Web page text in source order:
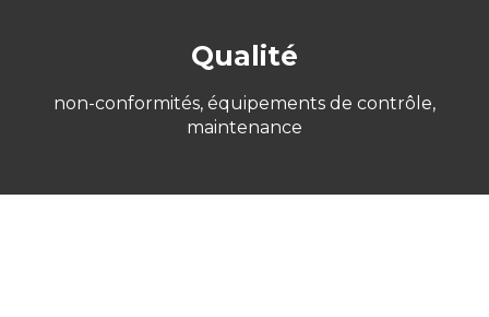
Qualité
non-conformités, équipements de contrôle,
maintenance